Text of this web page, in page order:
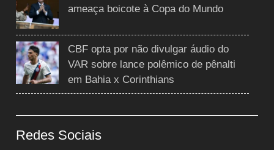
ameaça boicote à Copa do Mundo
CBF opta por não divulgar áudio do
VAR sobre lance polêmico de pênalti
em Bahia x Corinthians
Redes Sociais